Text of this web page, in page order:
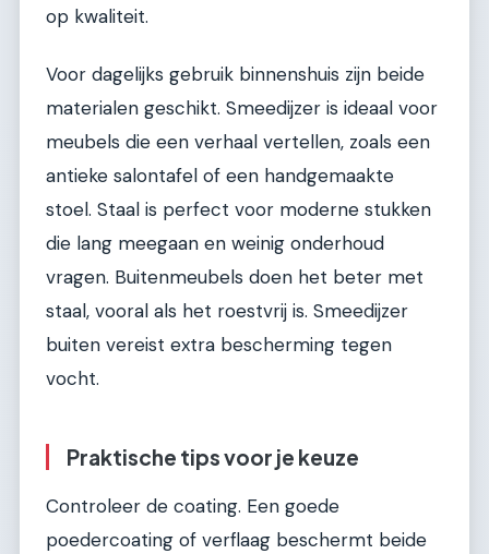
op kwaliteit.
Voor dagelijks gebruik binnenshuis zijn beide
materialen geschikt. Smeedijzer is ideaal voor
meubels die een verhaal vertellen, zoals een
antieke salontafel of een handgemaakte
stoel. Staal is perfect voor moderne stukken
die lang meegaan en weinig onderhoud
vragen. Buitenmeubels doen het beter met
staal, vooral als het roestvrij is. Smeedijzer
buiten vereist extra bescherming tegen
vocht.
Praktische tips voor je keuze
Controleer de coating. Een goede
poedercoating of verflaag beschermt beide